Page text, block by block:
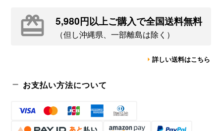
5,980円以上ご購入で全国送料無料
（但し沖縄県、一部離島は除く）
詳しい送料はこちら
お支払い方法について